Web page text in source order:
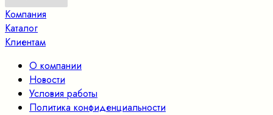
Компания
Каталог
Клиентам
О компании
Новости
Условия работы
Политика конфиденциальности